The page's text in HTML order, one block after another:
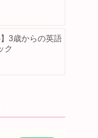
】3歳からの英語
ク